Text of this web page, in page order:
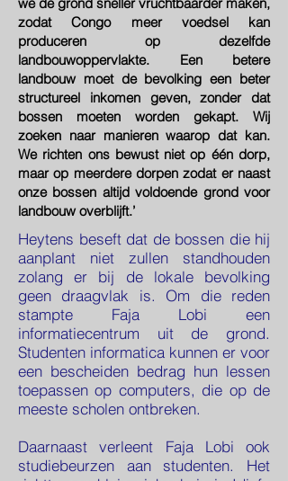
zodat Congo meer voedsel kan
produceren op dezelfde
landbouwoppervlakte. Een betere
landbouw moet de bevolking een beter
structureel inkomen geven, zonder dat
bossen moeten worden gekapt. Wij
zoeken naar manieren waarop dat kan.
We richten ons bewust niet op één dorp,
maar op meerdere dorpen zodat er naast
onze bossen altijd voldoende grond voor
landbouw overblijft.’
Heytens beseft dat de bossen die hij
aanplant niet zullen standhouden
zolang er bij de lokale bevolking
geen draagvlak is. Om die reden
stampte Faja Lobi een
informatiecentrum uit de grond.
Studenten informatica kunnen er voor
een bescheiden bedrag hun lessen
toepassen op computers, die op de
meeste scholen ontbreken.
Daarnaast verleent Faja Lobi ook
studiebeurzen aan studenten. Het